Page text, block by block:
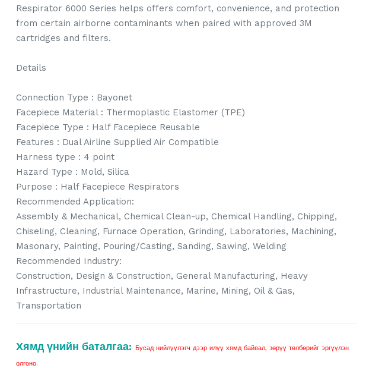
Respirator 6000 Series helps offers comfort, convenience, and protection
from certain airborne contaminants when paired with approved 3M
cartridges and filters.
Details
Connection Type : Bayonet
Facepiece Material : Thermoplastic Elastomer (TPE)
Facepiece Type : Half Facepiece Reusable
Features : Dual Airline Supplied Air Compatible
Harness type : 4 point
Hazard Type : Mold, Silica
Purpose : Half Facepiece Respirators
Recommended Application:
Assembly & Mechanical, Chemical Clean-up, Chemical Handling, Chipping,
Chiseling, Cleaning, Furnace Operation, Grinding, Laboratories, Machining,
Masonary, Painting, Pouring/Casting, Sanding, Sawing, Welding
Recommended Industry:
Construction, Design & Construction, General Manufacturing, Heavy
Infrastructure, Industrial Maintenance, Marine, Mining, Oil & Gas,
Transportation
Хямд үнийн баталгаа: Бусад нийлүүлэгч дээр илүү хямд байвал, зөрүү төлбөрийг эргүүлэн
олгоно.